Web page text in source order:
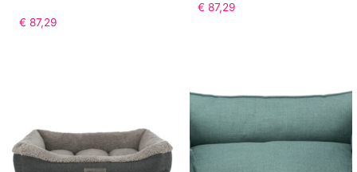
€ 87,29
€ 87,29